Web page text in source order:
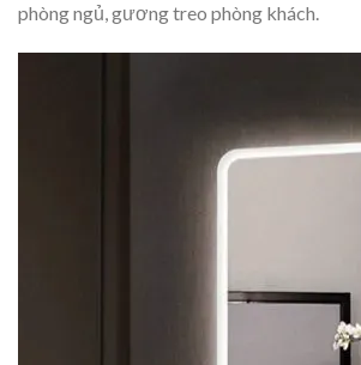
phòng ngủ, gương treo phòng khách.